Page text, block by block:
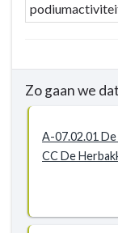
Zo gaan we
A-07.02.01
CC De